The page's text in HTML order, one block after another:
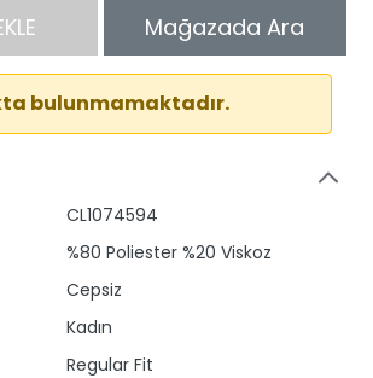
Mağazada Ara
bulunmamaktadır.
CL1074594
%80 Poliester %20 Viskoz
Cepsiz
Kadın
Regular Fit